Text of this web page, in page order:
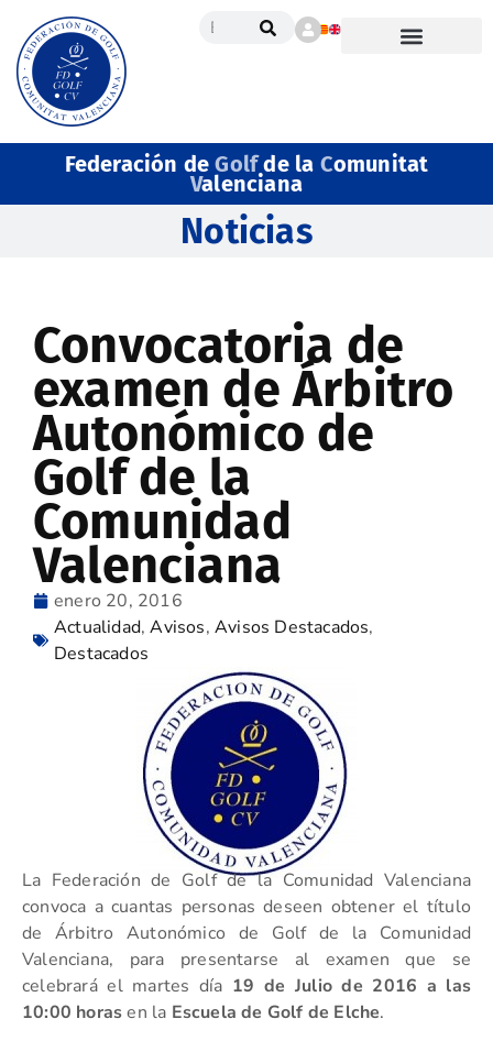
Federación deGolfde la Comunitat
Valenciana
Noticias
Convocatoria de
examen de Árbitro
Autonómico de
Golf de la
Comunidad
Valenciana
enero 20, 2016
Actualidad,Avisos,Avisos Destacados,
Destacados
La Federación de Golf de la Comunidad Valenciana
convoca a cuantas personas deseen obtener el título
de Árbitro Autonómico de Golf de la Comunidad
Valenciana, para presentarse al examen que se
celebrará el martes día 19 de Julio de 2016 a las
10:00 horasen la Escuela de Golf de Elche.